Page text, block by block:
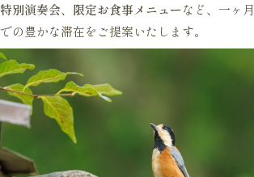
特別演奏会、 限定お食事メニューなど、一ヶ
での豊かな滞在をご提案いたします。